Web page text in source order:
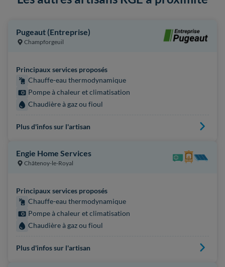
Pugeaut (Entreprise)
Champforgeuil
Principaux services proposés
Chauffe-eau thermodynamique
Pompe à chaleur et climatisation
Chaudière à gaz ou fioul
Plus d'infos sur l'artisan
Engie Home Services
Châtenoy-le-Royal
Principaux services proposés
Chauffe-eau thermodynamique
Pompe à chaleur et climatisation
Chaudière à gaz ou fioul
Plus d'infos sur l'artisan